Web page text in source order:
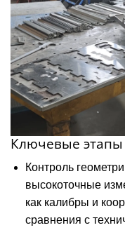
Ключевые
Контроль
высокоточные
как калибры и
сравнения с